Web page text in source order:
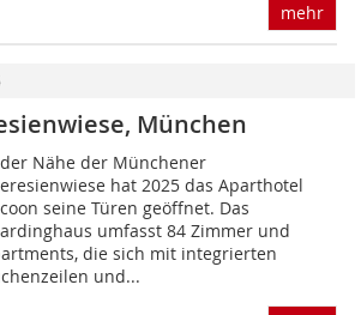
mehr
München
Nähe der Münchener
hat 2025 das Aparthotel
seine Türen geöffnet. Das
umfasst 84 Zimmer und
die sich mit integrierten
und...